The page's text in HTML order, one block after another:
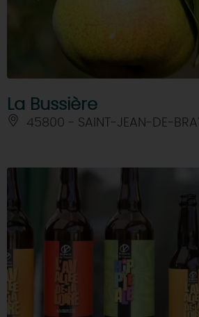
La Bussière
45800 - SAINT-JEAN-DE-